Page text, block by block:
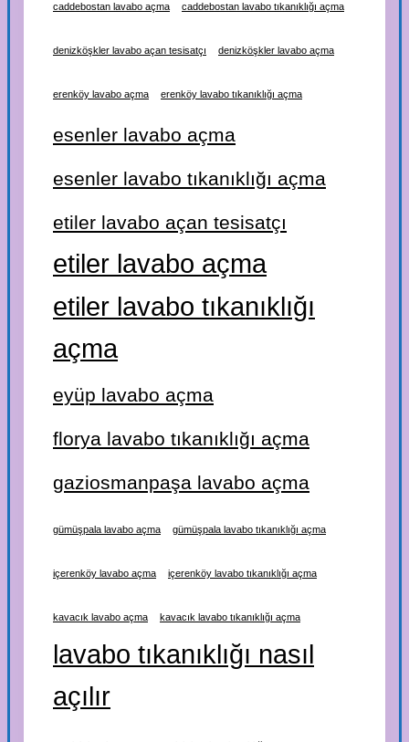
caddebostan lavabo açma caddebostan lavabo tıkanıklığı açma
denizköşkler lavabo açan tesisatçı denizköşkler lavabo açma
erenköy lavabo açma erenköy lavabo tıkanıklığı açma
esenler lavabo açma
esenler lavabo tıkanıklığı açma
etiler lavabo açan tesisatçı
etiler lavabo açma
etiler lavabo tıkanıklığı
açma
eyüp lavabo açma
florya lavabo tıkanıklığı açma
gaziosmanpaşa lavabo açma
gümüşpala lavabo açma gümüşpala lavabo tıkanıklığı açma
içerenköy lavabo açma içerenköy lavabo tıkanıklığı açma
kavacık lavabo açma kavacık lavabo tıkanıklığı açma
lavabo tıkanıklığı nasıl
açılır